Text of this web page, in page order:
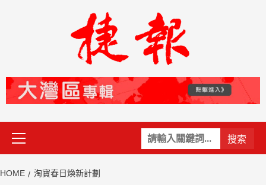
關
鍵
Primary
Menu
HOME 淘寶春日煥新計劃